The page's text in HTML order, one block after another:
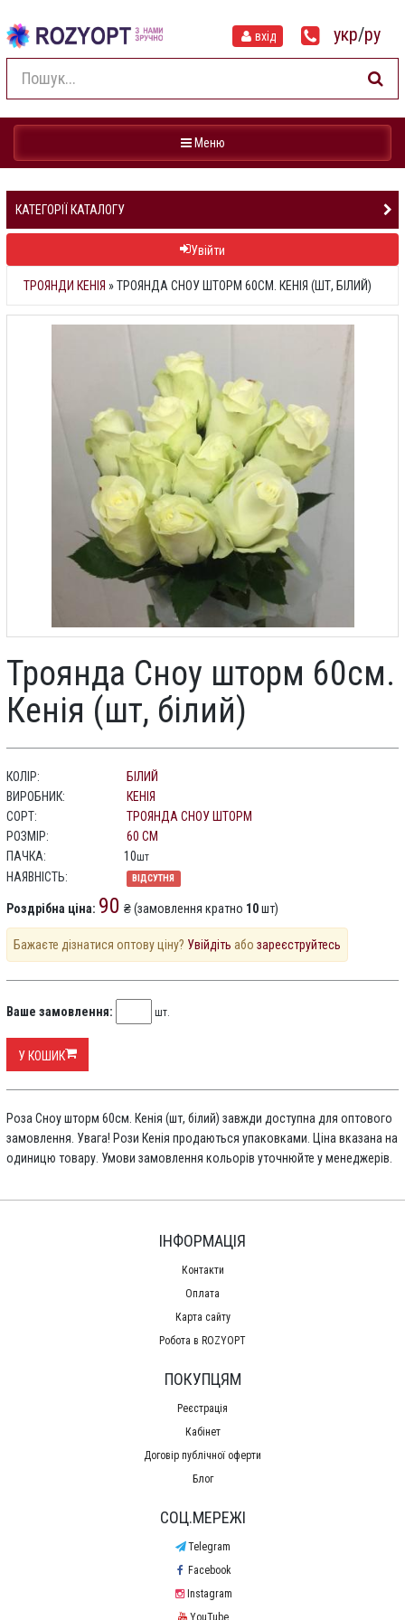
вхід укр/ру
Навігація
Меню
КАТЕГОРІЇ КАТАЛОГУ
Увійти
ТРОЯНДИ КЕНІЯ »ТРОЯНДА СНОУ ШТОРМ 60СМ. КЕНІЯ (ШТ, БІЛИЙ)
Троянда Сноу шторм 60см.
Кенія (шт, білий)
КОЛІР:
БІЛИЙ
ВИРОБНИК:
КЕНІЯ
СОРТ:
ТРОЯНДА СНОУ ШТОРМ
РОЗМІР:
60 СМ
ПАЧКА:
10шт
НАЯВНІСТЬ: ВІДСУТНЯ
Роздрібна ціна: 90 ₴ (замовлення кратно 10шт)
Бажаєте дізнатися оптову ціну? Увійдіть або зареєструйтесь
Ваше замовлення: шт.
У КОШИК
Роза Сноу шторм 60см. Кенія (шт, білий) завжди доступна для оптового
замовлення. Увага! Рози Кенія продаються упаковками. Ціна вказана на
одиницю товару. Умови замовлення кольорів уточнюйте у менеджерів.
ІНФОРМАЦІЯ
Контакти
Оплата
Карта сайту
Робота в ROZYOPT
ПОКУПЦЯМ
Реєстрація
Кабінет
Договір публічної оферти
Блог
СОЦ.МЕРЕЖІ
Telegram
Facebook
Instagram
YouTube